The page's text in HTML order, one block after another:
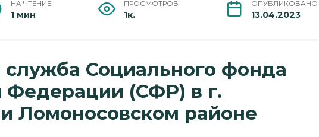
НА ЧТЕНИЕ
1 мин
ПРОСМОТРОВ
1к.
ОПУБЛИКОВАНО
13.04.2023
служба Социального фонда
Федерации (СФР) в г.
Ломоносовском районе